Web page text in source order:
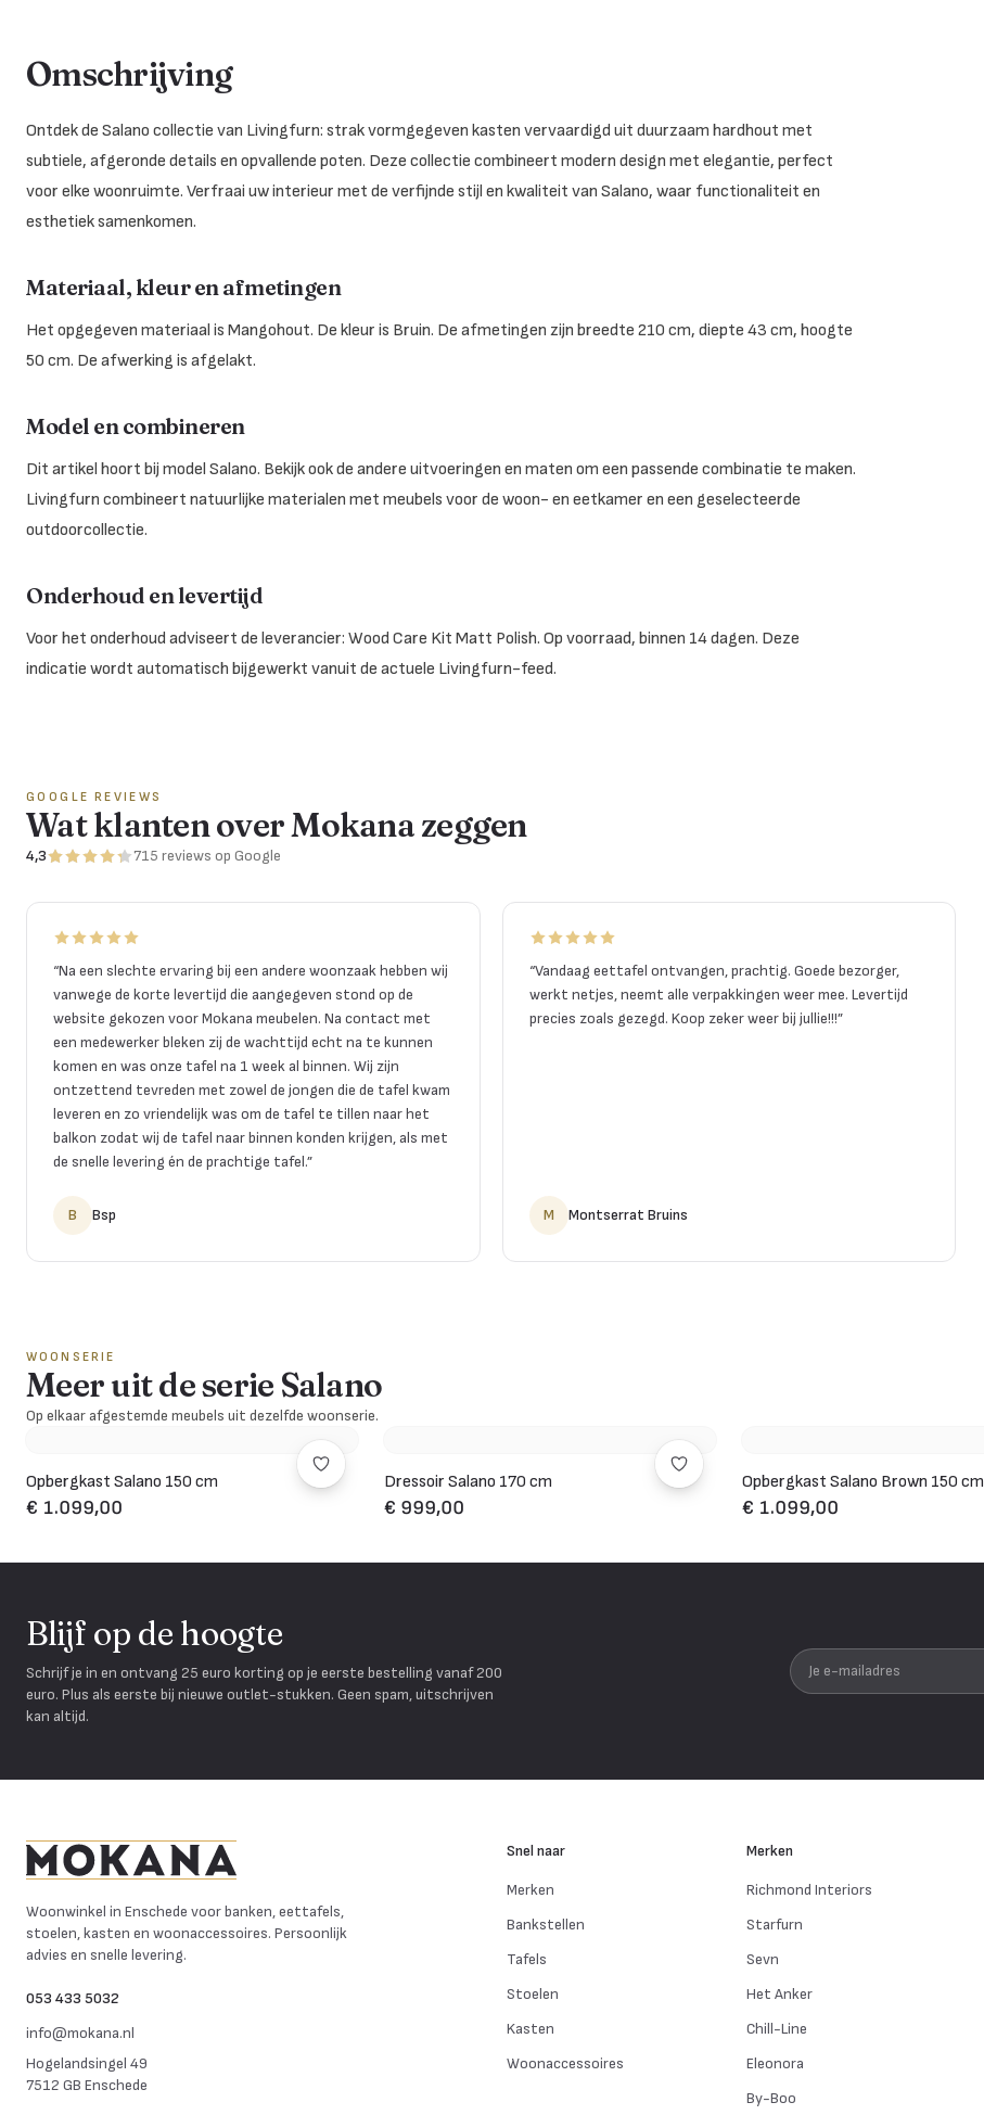
Omschrijving
Ontdek de Salano collectie van Livingfurn: strak vormgegeven kasten vervaardigd uit duurzaam hardhout met
subtiele, afgeronde details en opvallende poten. Deze collectie combineert modern design met elegantie, perfect
voor elke woonruimte. Verfraai uw interieur met de verfijnde stijl en kwaliteit van Salano, waar functionaliteit en
esthetiek samenkomen.
Materiaal, kleur en afmetingen
Het opgegeven materiaal is Mangohout. De kleur is Bruin. De afmetingen zijn breedte 210 cm, diepte 43 cm, hoogte
50 cm. De afwerking is afgelakt.
Model en combineren
Dit artikel hoort bij model Salano. Bekijk ook de andere uitvoeringen en maten om een passende combinatie te maken.
Livingfurn combineert natuurlijke materialen met meubels voor de woon- en eetkamer en een geselecteerde
outdoorcollectie.
Onderhoud en levertijd
Voor het onderhoud adviseert de leverancier: Wood Care Kit Matt Polish. Op voorraad, binnen 14 dagen. Deze
indicatie wordt automatisch bijgewerkt vanuit de actuele Livingfurn-feed.
GOOGLE REVIEWS
Wat klanten over Mokana zeggen
4,3 715 reviews op Google
“Na een slechte ervaring bij een andere woonzaak hebben wij
vanwege de korte levertijd die aangegeven stond op de
website gekozen voor Mokana meubelen. Na contact met
een medewerker bleken zij de wachttijd echt na te kunnen
komen en was onze tafel na 1 week al binnen. Wij zijn
ontzettend tevreden met zowel de jongen die de tafel kwam
leveren en zo vriendelijk was om de tafel te tillen naar het
balkon zodat wij de tafel naar binnen konden krijgen, als met
de snelle levering én de prachtige tafel.”
B Bsp
“Vandaag eettafel ontvangen, prachtig. Goede bezorger,
werkt netjes, neemt alle verpakkingen weer mee. Levertijd
precies zoals gezegd. Koop zeker weer bij jullie!!!”
M Montserrat Bruins
WOONSERIE
Meer uit de serie Salano
Op elkaar afgestemde meubels uit dezelfde woonserie.
Opbergkast Salano 150 cm
€ 1.099,00
Dressoir Salano 170 cm
€ 999,00
Opbergkast Salano Brown 150 cm
€ 1.099,00
Blijf op de hoogte
Schrijf je in en ontvang 25 euro korting op je eerste bestelling vanaf 200
euro. Plus als eerste bij nieuwe outlet-stukken. Geen spam, uitschrijven
kan altijd.
Je e-mailadres
Woonwinkel in Enschede voor banken, eettafels,
stoelen, kasten en woonaccessoires. Persoonlijk
advies en snelle levering.
053 433 5032
info@mokana.nl
Hogelandsingel 49
7512 GB Enschede
Snel naar
Merken
Bankstellen
Tafels
Stoelen
Kasten
Woonaccessoires
Merken
Richmond Interiors
Starfurn
Sevn
Het Anker
Chill-Line
Eleonora
By-Boo